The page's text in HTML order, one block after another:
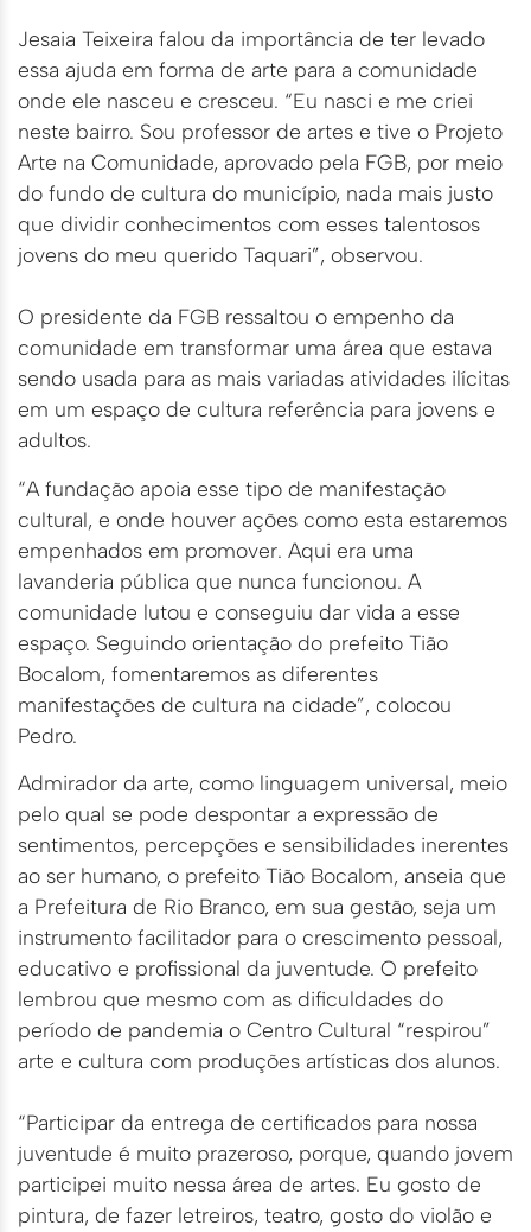
Jesaia Teixeira falou da importância de ter levado
essa ajuda em forma de arte para a comunidade
onde ele nasceu e cresceu. “Eu nasci e me criei
neste bairro. Sou professor de artes e tive o Projeto
Arte na Comunidade, aprovado pela FGB, por meio
do fundo de cultura do município, nada mais justo
que dividir conhecimentos com esses talentosos
jovens do meu querido Taquari”, observou.
O presidente da FGB ressaltou o empenho da
comunidade em transformar uma área que estava
sendo usada para as mais variadas atividades ilícitas
em um espaço de cultura referência para jovens e
adultos.
“A fundação apoia esse tipo de manifestação
cultural, e onde houver ações como esta estaremos
empenhados em promover. Aqui era uma
lavanderia pública que nunca funcionou. A
comunidade lutou e conseguiu dar vida a esse
espaço. Seguindo orientação do prefeito Tião
Bocalom, fomentaremos as diferentes
manifestações de cultura na cidade”, colocou
Pedro.
Admirador da arte, como linguagem universal, meio
pelo qual se pode despontar a expressão de
sentimentos, percepções e sensibilidades inerentes
ao ser humano, o prefeito Tião Bocalom, anseia que
a Prefeitura de Rio Branco, em sua gestão, seja um
instrumento facilitador para o crescimento pessoal,
educativo e profissional da juventude. O prefeito
lembrou que mesmo com as dificuldades do
período de pandemia o Centro Cultural “respirou”
arte e cultura com produções artísticas dos alunos.
“Participar da entrega de certificados para nossa
juventude é muito prazeroso, porque, quando jovem
participei muito nessa área de artes. Eu gosto de
pintura, de fazer letreiros, teatro, gosto do violão e